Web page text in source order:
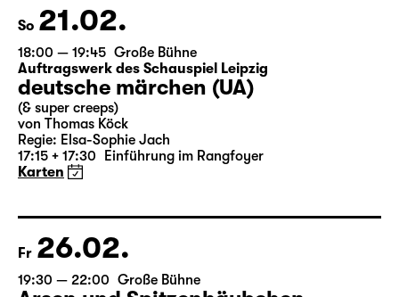
Karten
So 21.02.
18:00 — 19:45 Große Bühne
Auftragswerk des Schauspiel Leipzig
deutsche märchen (UA)
(& super creeps)
17:15 + 17:30 Einführung im Rangfoyer
Karten